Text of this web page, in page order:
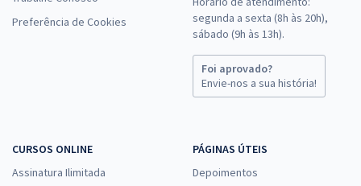
Preferência de Cookies
segunda a sexta (8h às 20h),
sábado (9h às 13h).
Foi aprovado?
Envie-nos a sua história!
CURSOS ONLINE
Assinatura Ilimitada
PÁGINAS ÚTEIS
Depoimentos